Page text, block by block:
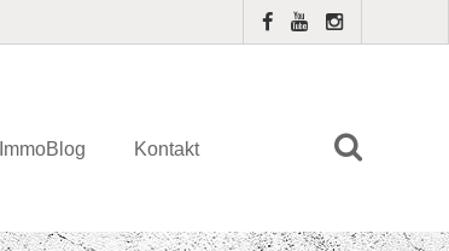
ImmoBlog Kontakt